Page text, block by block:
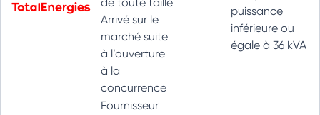
de toute taille
Arrivé sur le
marché suite
à l’ouverture
à la
concurrence
puissance
inférieure ou
égale à 36 kVA
Fournisseur